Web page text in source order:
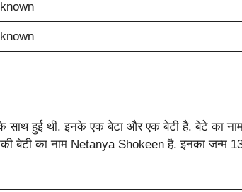
साथ हुई थी. इनके एक बेटा और एक बेटी है. बेटे का
बेटी का नाम Netanya Shokeen है. इनका जन्म